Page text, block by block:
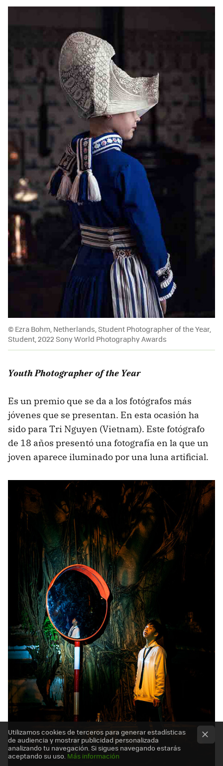
© Ezra Bohm, Netherlands, Student Photographer of the Year,
Student, 2022 Sony World Photography Awards
Youth Photographer of the Year
Es un premio que se da a los fotógrafos más
jóvenes que se presentan. En esta ocasión ha
sido para Tri Nguyen (Vietnam). Este fotógrafo
de 18 años presentó una fotografía en la que un
joven aparece iluminado por una luna artificial.
Utilizamos cookies de terceros para generar estadísticas
de audiencia y mostrar publicidad personalizada
analizando tu navegación. Si sigues navegando estarás
aceptando su uso. Más información